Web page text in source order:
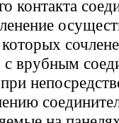
контакта
врубным